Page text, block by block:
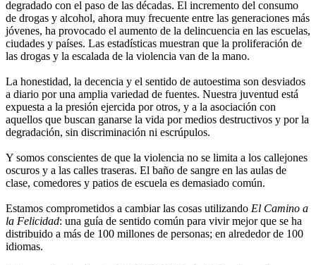
degradado con el paso de las décadas. El incremento del consumo
de drogas y alcohol, ahora muy frecuente entre las generaciones más
jóvenes, ha provocado el aumento de la delincuencia en las escuelas,
ciudades y países. Las estadísticas muestran que la proliferación de
las drogas y la escalada de la violencia van de la mano.
La honestidad, la decencia y el sentido de autoestima son desviados
a diario por una amplia variedad de fuentes. Nuestra juventud está
expuesta a la presión ejercida por otros, y a la asociación con
aquellos que buscan ganarse la vida por medios destructivos y por la
degradación, sin discriminación ni escrúpulos.
Y somos conscientes de que la violencia no se limita a los callejones
oscuros y a las calles traseras. El baño de sangre en las aulas de
clase, comedores y patios de escuela es demasiado común.
Estamos comprometidos a cambiar las cosas utilizando El Camino a
la Felicidad: una guía de sentido común para vivir mejor que se ha
distribuido a más de 100 millones de personas; en alrededor de 100
idiomas.